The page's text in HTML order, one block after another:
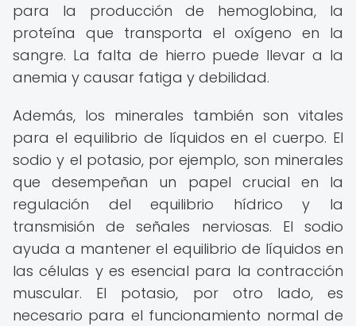
para la producción de hemoglobina, la
proteína que transporta el oxígeno en la
sangre. La falta de hierro puede llevar a la
anemia y causar fatiga y debilidad.
Además, los minerales también son vitales
para el equilibrio de líquidos en el cuerpo. El
sodio y el potasio, por ejemplo, son minerales
que desempeñan un papel crucial en la
regulación del equilibrio hídrico y la
transmisión de señales nerviosas. El sodio
ayuda a mantener el equilibrio de líquidos en
las células y es esencial para la contracción
muscular. El potasio, por otro lado, es
necesario para el funcionamiento normal de